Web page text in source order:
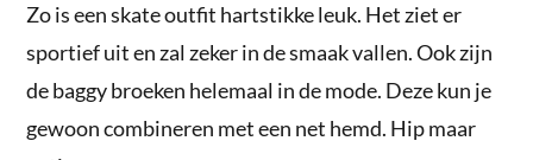
Zo is een skate outfit hartstikke leuk. Het ziet er
sportief uit en zal zeker in de smaak vallen. Ook zijn
de baggy broeken helemaal in de mode. Deze kun je
gewoon combineren met een net hemd. Hip maar